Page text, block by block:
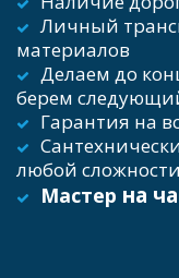
Личный
материалов
Делаем до
берем
Гарантия на
любой сложности
Мастер на